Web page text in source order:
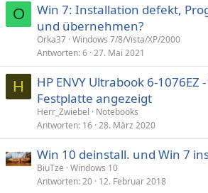
O
Win 7: Installation defekt,
und übernehmen?
Orka37 Windows 7/8/Vista/XP/2000
Antworten 6 27. Mai 2021
H
HP ENVY Ultrabook 6-1076EZ
Festplatte angezeigt
Herr_Zwiebel
Notebooks
Antworten 16 28. März 2020
Win 10 deinstall. und Win 7
BiuTze Windows 10
Antworten 20 12. Februar 2018